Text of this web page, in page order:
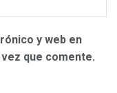
y web en
que comente.